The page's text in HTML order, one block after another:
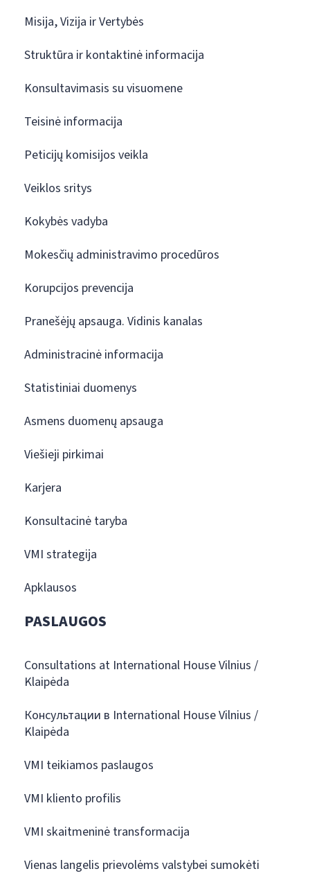
Misija, Vizija ir Vertybės
Struktūra ir kontaktinė informacija
Konsultavimasis su visuomene
Teisinė informacija
Peticijų komisijos veikla
Veiklos sritys
Kokybės vadyba
Mokesčių administravimo procedūros
Korupcijos prevencija
Pranešėjų apsauga. Vidinis kanalas
Administracinė informacija
Statistiniai duomenys
Asmens duomenų apsauga
Viešieji pirkimai
Karjera
Konsultacinė taryba
VMI strategija
Apklausos
PASLAUGOS
Consultations at International House Vilnius /
Klaipėda
Консультации в International House Vilnius /
Klaipėda
VMI teikiamos paslaugos
VMI kliento profilis
VMI skaitmeninė transformacija
Vienas langelis prievolėms valstybei sumokėti